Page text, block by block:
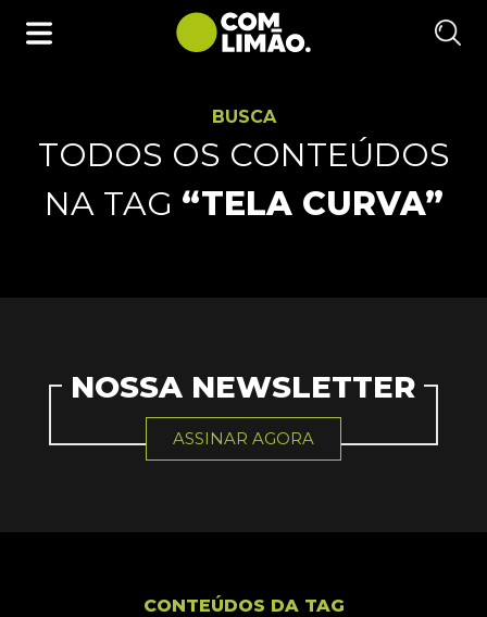
BUSCA
TODOS OS CONTEÚDOS
NA TAG “TELA CURVA”
NOSSA NEWSLETTER
ASSINAR AGORA
CONTEÚDOS DA TAG